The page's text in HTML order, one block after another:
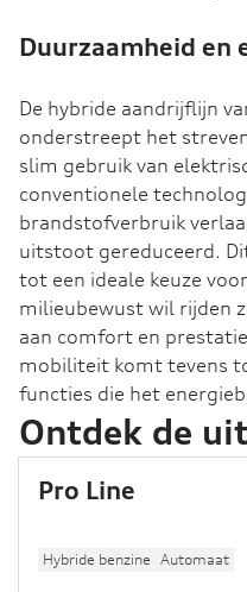
Duurzaamheid en
De hybride aandrijflijn
onderstreept het
slim gebruik van
conventionele
brandstofverbruik
uitstoot gereduceerd.
tot een ideale keuze
milieubewust wil rijden
aan comfort en
mobiliteit komt tevens
functies die het
Ontdek de
Pro Line
Hybride benzine Automaat